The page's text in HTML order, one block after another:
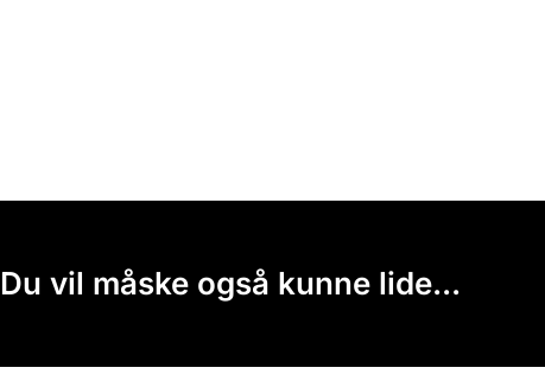
Du vil måske også kunne lide...